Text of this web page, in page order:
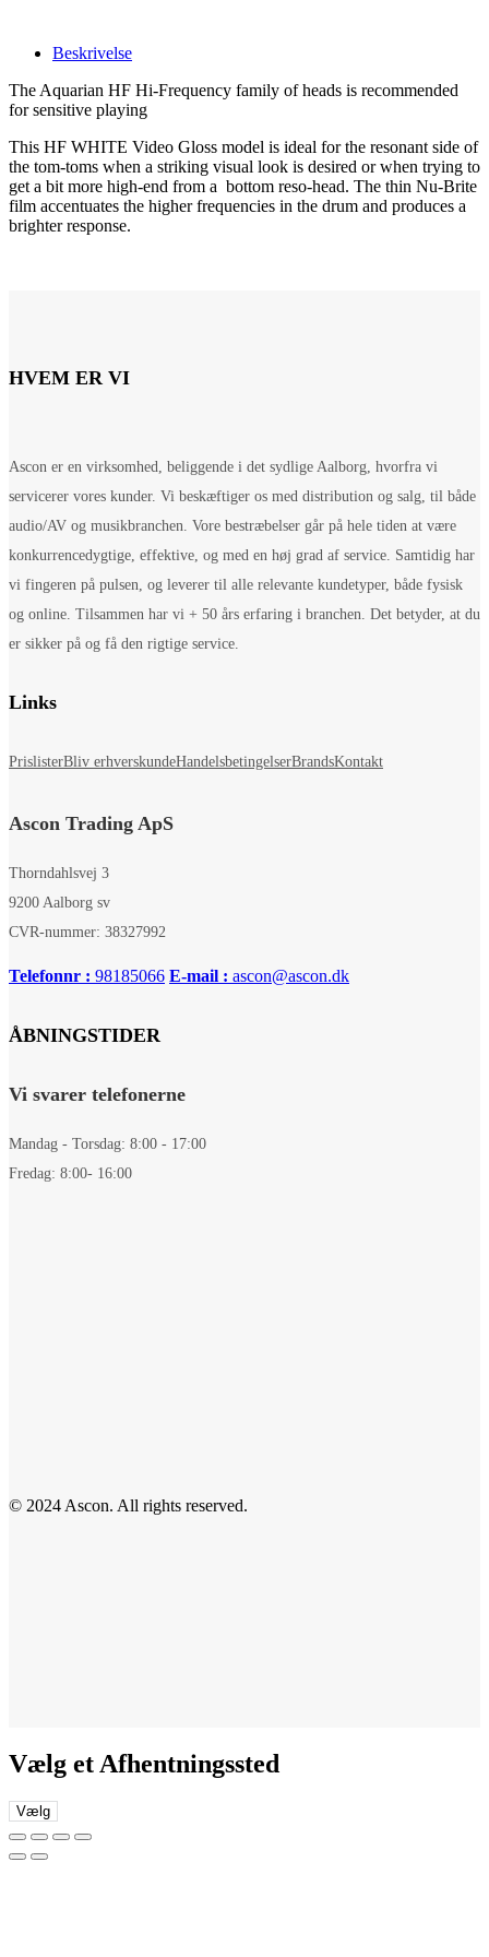
Beskrivelse
The Aquarian HF Hi-Frequency family of heads is recommended
for sensitive playing
This HF WHITE Video Gloss model is ideal for the resonant side of
the tom-toms when a striking visual look is desired or when trying to
get a bit more high-end from a bottom reso-head. The thin Nu-Brite
film accentuates the higher frequencies in the drum and produces a
brighter response.
HVEM ER VI
Ascon er en virksomhed, beliggende i det sydlige Aalborg, hvorfra vi
servicerer vores kunder. Vi beskæftiger os med distribution og salg, til både
audio/AV og musikbranchen. Vore bestræbelser går på hele tiden at være
konkurrencedygtige, effektive, og med en høj grad af service. Samtidig har
vi fingeren på pulsen, og leverer til alle relevante kundetyper, både fysisk
og online. Tilsammen har vi + 50 års erfaring i branchen. Det betyder, at du
er sikker på og få den rigtige service.
Links
PrislisterBliv erhverskundeHandelsbetingelserBrandsKontakt
Ascon Trading ApS
Thorndahlsvej 3
9200 Aalborg sv
CVR-nummer: 38327992
Telefonnr : 98185066 E-mail : ascon@ascon.dk
ÅBNINGSTIDER
Vi svarer telefonerne
Mandag - Torsdag: 8:00 - 17:00
Fredag: 8:00- 16:00
© 2024 Ascon. All rights reserved.
Vælg et Afhentningssted
Vælg